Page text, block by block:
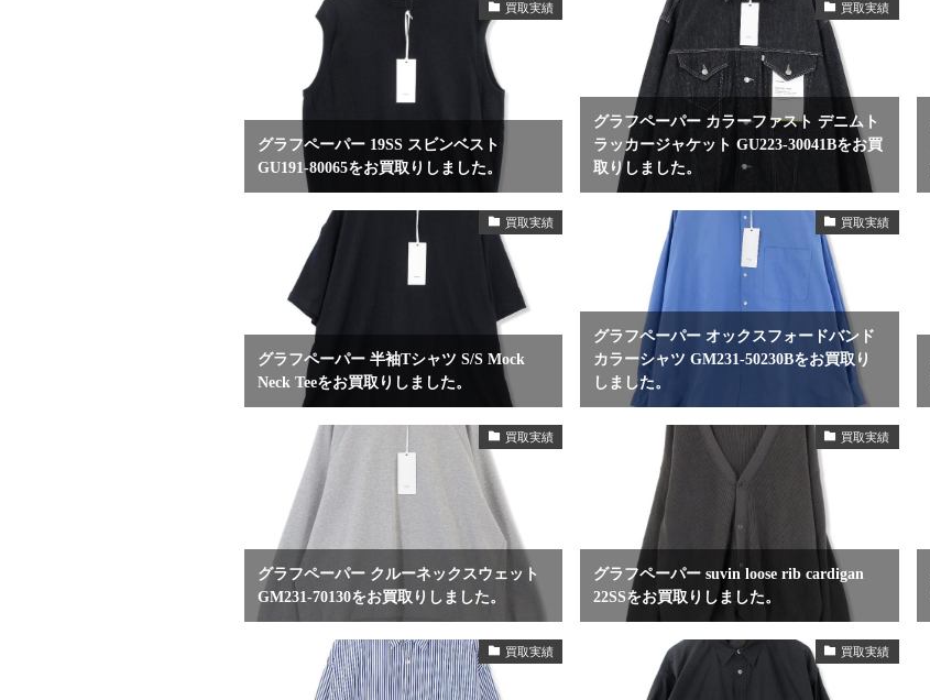
買取実績
グラフペーパー 19SS スビンベスト
GU191-80065をお買取りしました。
買取実績
グラフペーパー カラーファスト デニムト
ラッカージャケット GU223-30041Bをお買
取りしました。
買取実績
グラフペーパー 半袖Tシャツ S/S Mock
Neck Teeをお買取りしました。
買取実績
グラフペーパー オックスフォードバンド
カラーシャツ GM231-50230Bをお買取り
しました。
買取実績
グラフペーパー クルーネックスウェット
GM231-70130をお買取りしました。
買取実績
グラフペーパー suvin loose rib cardigan
22SSをお買取りしました。
買取実績 買取実績